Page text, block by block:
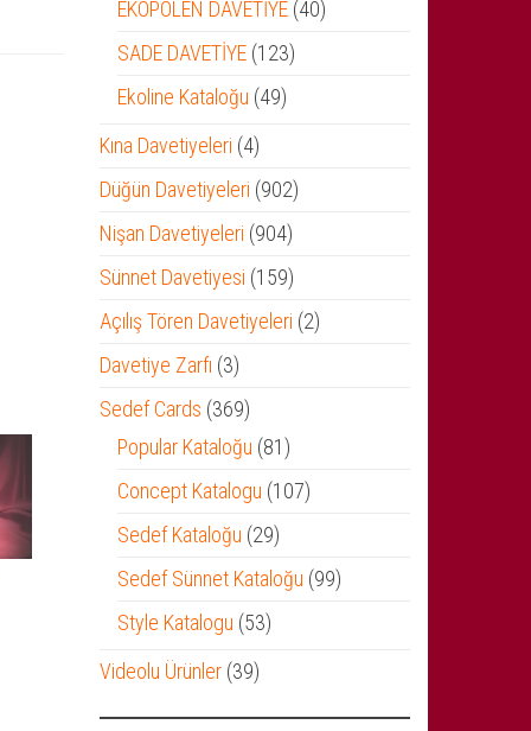
EKOPOLEN DAVETİYE 4040
SADE DAVETİYE 123123
Ekoline Kataloğu 4949
Kına Davetiyeleri 44
ürün
Düğün Davetiyeleri 902902
ürün
Nişan Davetiyeleri 904904
ürün
Sünnet Davetiyesi 159159
ürün
Açılış Tören Davetiyeleri 22
Davetiye Zarfı 33
ürün
Sedef Cards 369369
ürün
Popular Kataloğu 8181
ürün
Concept Katalogu 107107
Sedef Kataloğu 2929
ürün
Sedef Sünnet Kataloğu 9999
Style Katalogu 5353
Videolu Ürünler 3939